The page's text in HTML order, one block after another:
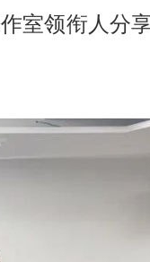
室领衔人分